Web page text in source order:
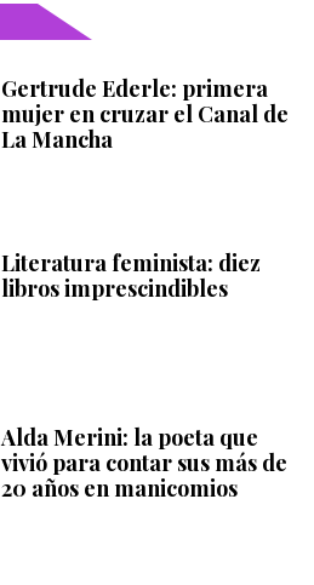
Gertrude Ederle: primera
mujer en cruzar el Canal de
La Mancha
Literatura feminista: diez
libros imprescindibles
Alda Merini: la poeta que
vivió para contar sus más de
20 años en manicomios